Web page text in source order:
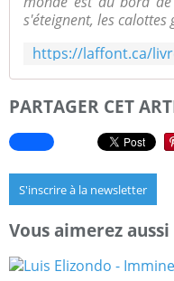
s'éteignent, les calottes
PARTAGER CET
S'inscrire à la newsletter
Vous aimerez aussi